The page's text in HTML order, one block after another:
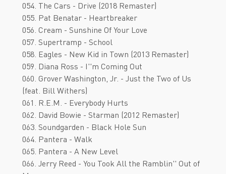
054. The Cars - Drive (2018 Remaster)
055. Pat Benatar - Heartbreaker
056. Cream - Sunshine Of Your Love
057. Supertramp - School
058. Eagles - New Kid in Town (2013 Remaster)
059. Diana Ross - I''m Coming Out
060. Grover Washington, Jr. - Just the Two of Us
(feat. Bill Withers)
061. R.E.M. - Everybody Hurts
062. David Bowie - Starman (2012 Remaster)
063. Soundgarden - Black Hole Sun
064. Pantera - Walk
065. Pantera - A New Level
066. Jerry Reed - You Took All the Ramblin'' Out of